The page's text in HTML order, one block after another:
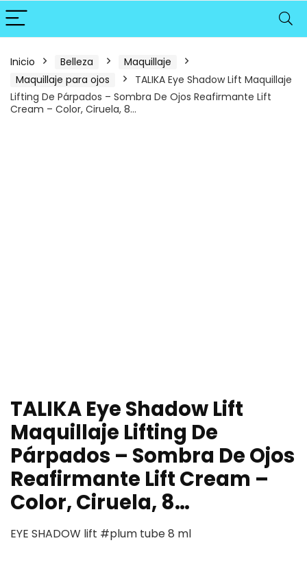
Inicio Belleza
Maquillaje
Maquillaje para ojos
TALIKA Eye Shadow Lift Maquillaje
Lifting De Párpados – Sombra De Ojos Reafirmante Lift
Cream – Color, Ciruela, 8…
TALIKA Eye Shadow Lift
Maquillaje Lifting De
Párpados – Sombra De Ojos
Reafirmante Lift Cream –
Color, Ciruela, 8…
EYE SHADOW lift #plum tube 8 ml